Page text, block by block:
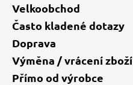
Velkoobchod
Často kladené dotazy
Doprava
Výměna / vrácení zboží
Přímo od výrobce